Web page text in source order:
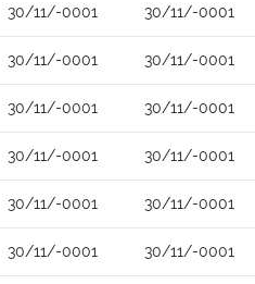
30/11/-0001 30/11/-0001
30/11/-0001 30/11/-0001
30/11/-0001 30/11/-0001
30/11/-0001 30/11/-0001
30/11/-0001 30/11/-0001
30/11/-0001 30/11/-0001